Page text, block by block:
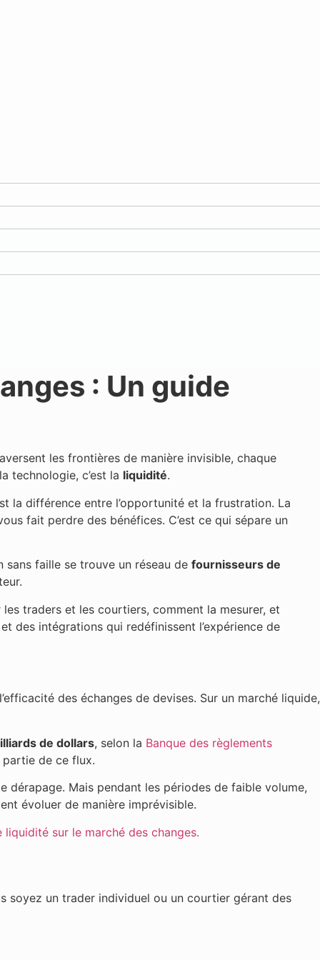
: Un guide
les frontières de manière invisible, chaque
technologie, c’est la liquidité.
la différence entre l’opportunité et la frustration. La
fait perdre des bénéfices. C’est ce qui sépare un
sans faille se trouve un réseau de fournisseurs de
traders et les courtiers, comment la mesurer, et
des intégrations qui redéfinissent l’expérience de
des échanges de devises. Sur un marché liquide,
de dollars, selon la Banque des règlements
de ce flux.
dérapage. Mais pendant les périodes de faible volume,
évoluer de manière imprévisible.
liquidité sur le marché des changes.
soyez un trader individuel ou un courtier gérant des